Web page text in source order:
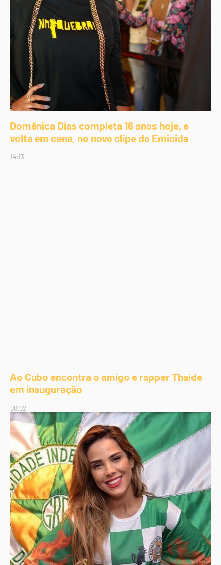
Domênica Dias completa 16 anos hoje, e
volta em cena, no novo clipe do Emicida
14:13
Ao Cubo encontra o amigo e rapper Thaíde
em inauguração
00:02